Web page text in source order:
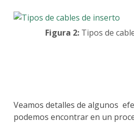
Figura 2: Tipos de
Veamos detalles de algunos
podemos encontrar en un